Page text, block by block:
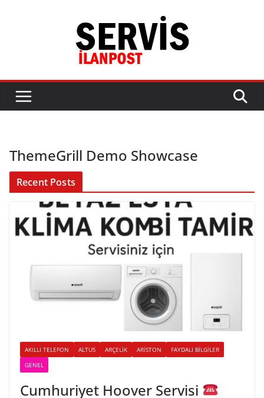
ThemeGrill Demo Showcase
Recent Posts
AKILLI TELEFON ALTUS ARÇELIK ARISTON
FAYDALI BILGILER
GENEL
Cumhuriyet Hoover Servisi